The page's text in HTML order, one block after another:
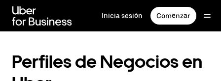
contenido
principal
Inicia sesión Comenzar
Perfiles de Negocios en